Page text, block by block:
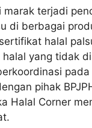
marak terjadi
di berbagai
halal
halal yang tidak
pihak
Halal Corner